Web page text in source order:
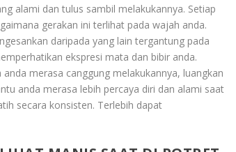
alami dan tulus sambil melakukannya. Setiap
gerakan ini terlihat pada wajah anda.
daripada yang lain tergantung pada
ekspresi mata dan bibir anda.
merasa canggung melakukannya, luangkan
anda merasa lebih percaya diri dan alami saat
secara konsisten. Terlebih dapat